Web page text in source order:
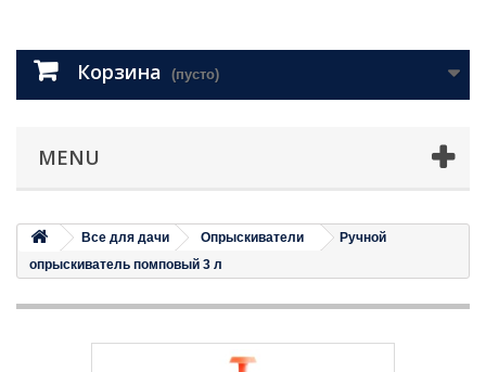
Корзина (пусто)
MENU
Все для дачи Опрыскиватели
Ручной
опрыскиватель помповый 3 л